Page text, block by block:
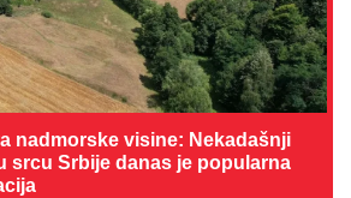
nadmorske visine: Nekadašnji
srcu Srbije danas je popularna